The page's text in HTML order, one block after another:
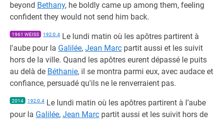
beyond Bethany, he boldly came up among them, feeling
confident they would not send him back.
1961 WEISS 192:0.4 Le lundi matin où les apôtres partirent à
l'aube pour la Galilée, Jean Marc partit aussi et les suivit
hors de la ville. Quand les apôtres eurent dépassé le puits
au delà de Béthanie, il se montra parmi eux, avec audace et
confiance, persuadé qu'ils ne le renverraient pas.
2014 192:0.4 Le lundi matin où les apôtres partirent à l’aube
pour la Galilée, Jean Marc partit aussi et les suivit hors de